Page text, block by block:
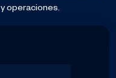
operaciones.